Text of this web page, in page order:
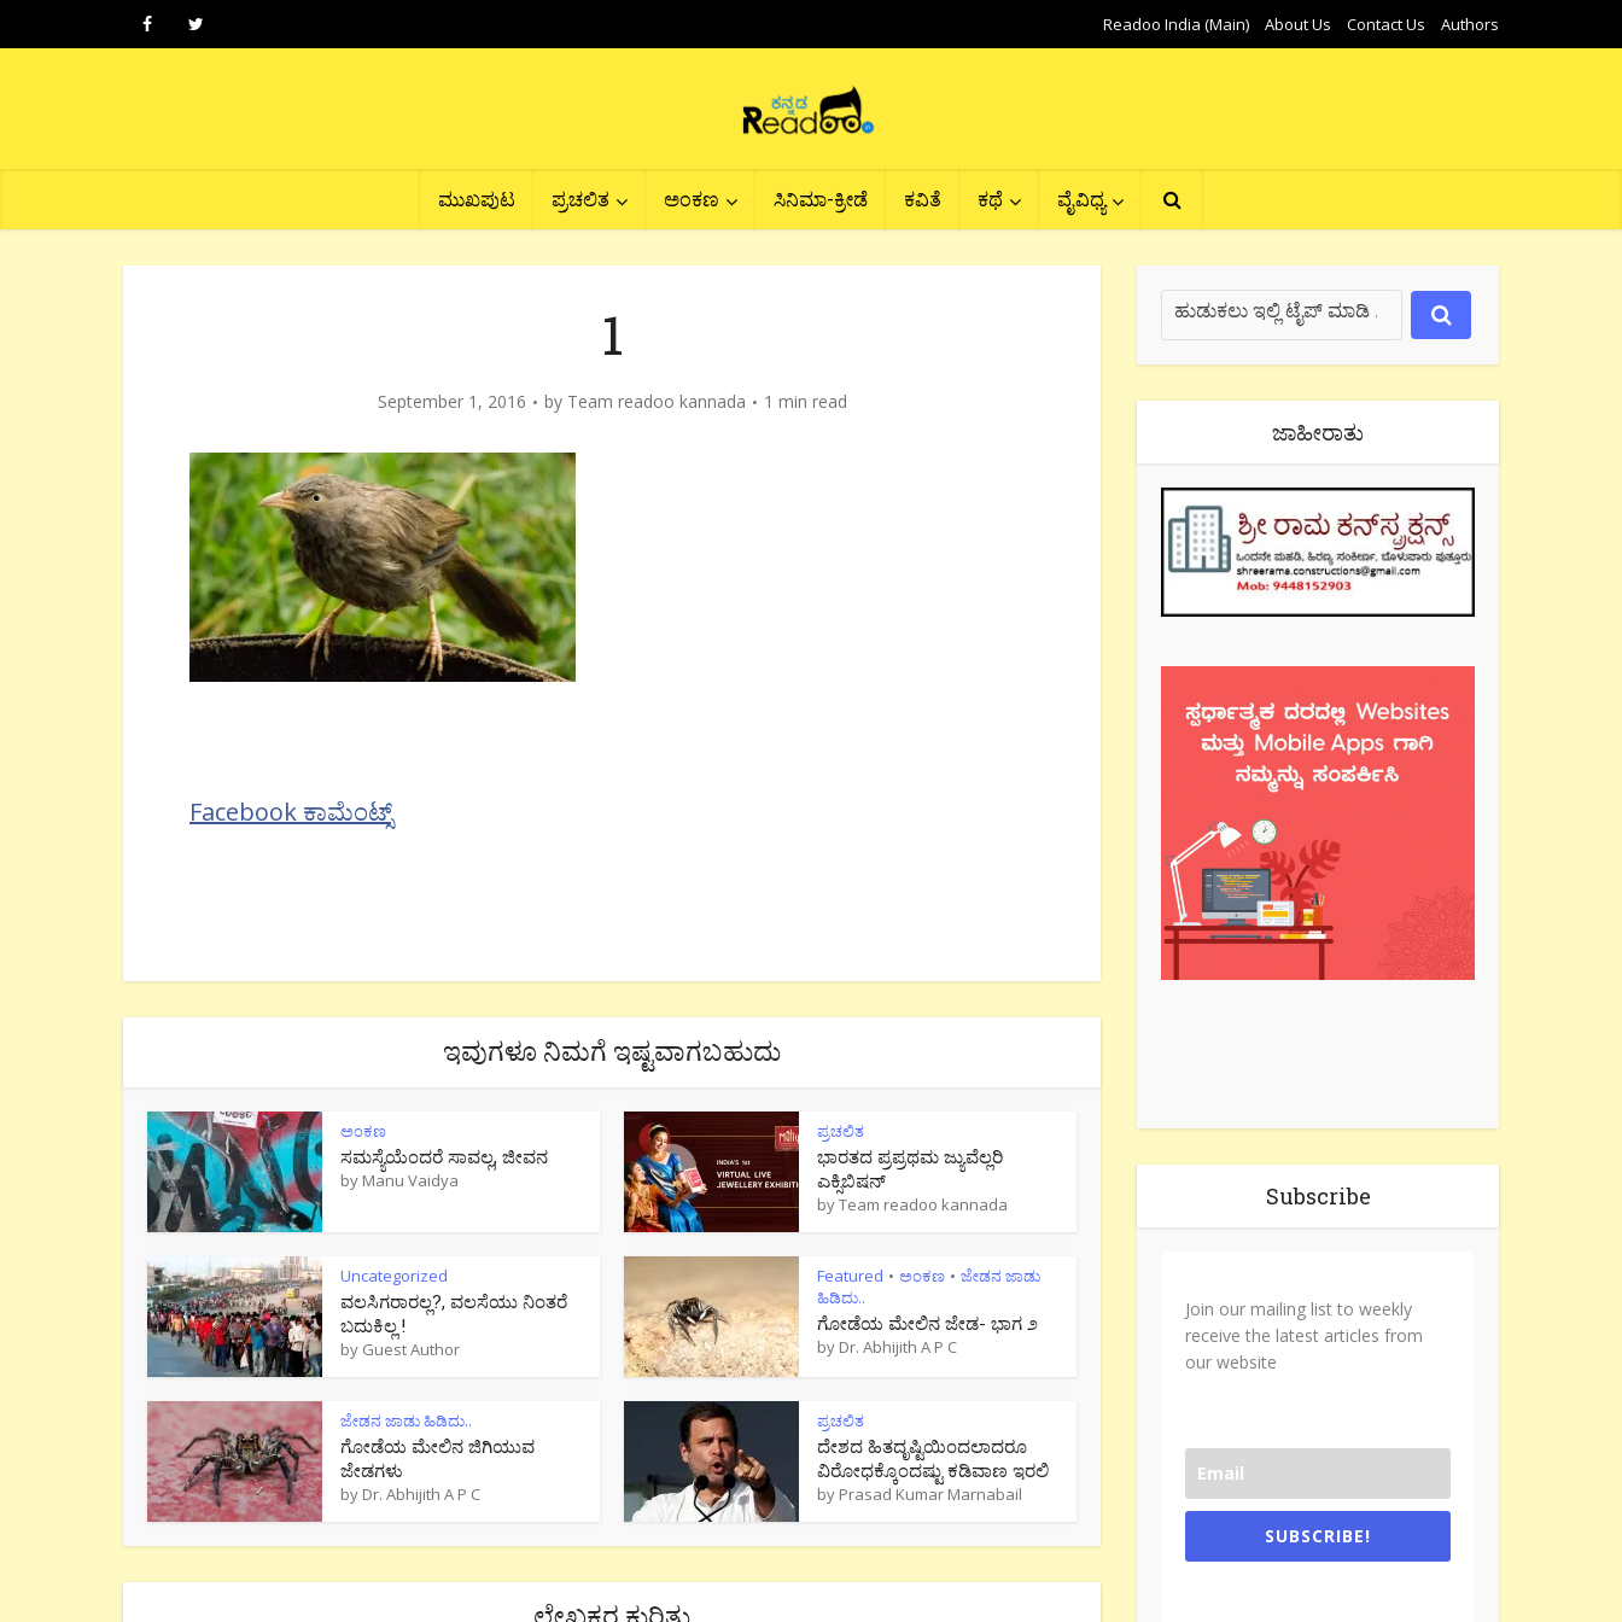
Readoo India (Main) About Us Contact Us Authors
ಮುಖಪುಟ ಪ್ರಚಲಿತ ಅಂಕಣ ಸಿನಿಮಾ-ಕ್ರೀಡೆ ಕವಿತೆ ಕಥೆ ವೈವಿಧ್ಯ
1
September 1, 2016 by Team readoo kannada 1 min read
Facebook ಕಾಮೆಂಟ್ಸ್
ಇವುಗಳೂ ನಿಮಗೆ ಇಷ್ಟವಾಗಬಹುದು
ಅಂಕಣ
ಸಮಸ್ಯೆಯೆಂದರೆ ಸಾವಲ್ಲ, ಜೀವನ
by Manu Vaidya
ಪ್ರಚಲಿತ
ಭಾರತದ ಪ್ರಪ್ರಥಮ ಜ್ಯುವೆಲ್ಲರಿ
ಎಕ್ಸಿಬಿಷನ್
byTeam readoo kannada
Uncategorized
ವಲಸಿಗರಾರಲ್ಲ?, ವಲಸೆಯು ನಿಂತರೆ
ಬದುಕಿಲ್ಲ !
by Guest Author
Featured • ಅಂಕಣ • ಜೇಡನ ಜಾಡು
ಹಿಡಿದು..
ಗೋಡೆಯ ಮೇಲಿನ ಜೇಡ- ಭಾಗ ೨
by Dr. Abhijith A P C
ಜೇಡನ ಜಾಡು ಹಿಡಿದು..
ಗೋಡೆಯ ಮೇಲಿನ ಜಿಗಿಯುವ
ಜೇಡಗಳು
by Dr. Abhijith A P C
ಪ್ರಚಲಿತ
ದೇಶದ ಹಿತದೃಷ್ಟಿಯಿಂದಲಾದರೂ
ವಿರೋಧಕ್ಕೊಂದಷ್ಟು ಕಡಿವಾಣ ಇರಲಿ
by Prasad Kumar Marnabail
ಜಾಹೀರಾತು
Subscribe
Join our mailing list to weekly
receive the latest articles from
our website
SUBSCRIBE!